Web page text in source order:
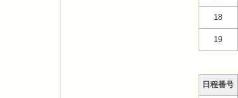
18
19
日程番号